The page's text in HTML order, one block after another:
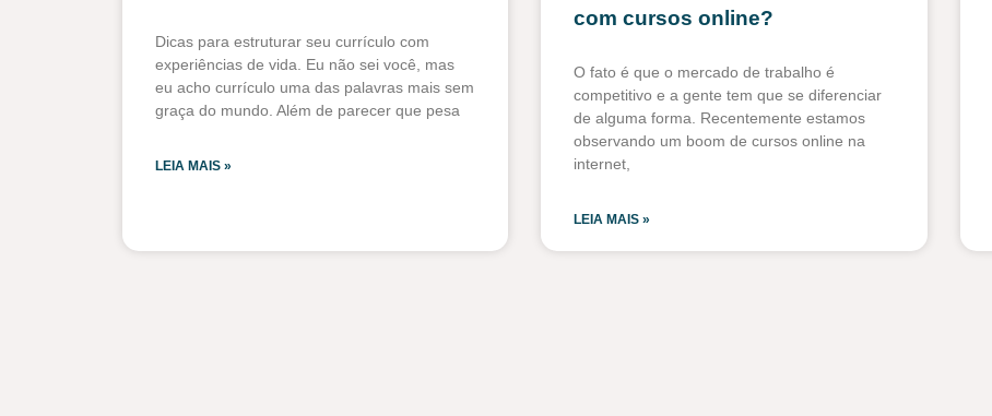
Dicas para estruturar seu currículo com
experiências de vida. Eu não sei você, mas
eu acho currículo uma das palavras mais sem
graça do mundo. Além de parecer que pesa
LEIA MAIS »
com cursos online?
O fato é que o mercado de trabalho é
competitivo e a gente tem que se diferenciar
de alguma forma. Recentemente estamos
observando um boom de cursos online na
internet,
LEIA MAIS »